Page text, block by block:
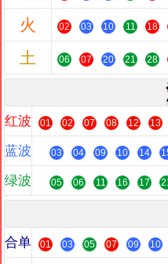
火 02 03 10 11 18
土 06 07 20 21 28
红波 01 02 07 08 12 13
蓝波 03 04 09 10 14
绿波 05 06 11 16 17
合单 01 03 05 07 09 10